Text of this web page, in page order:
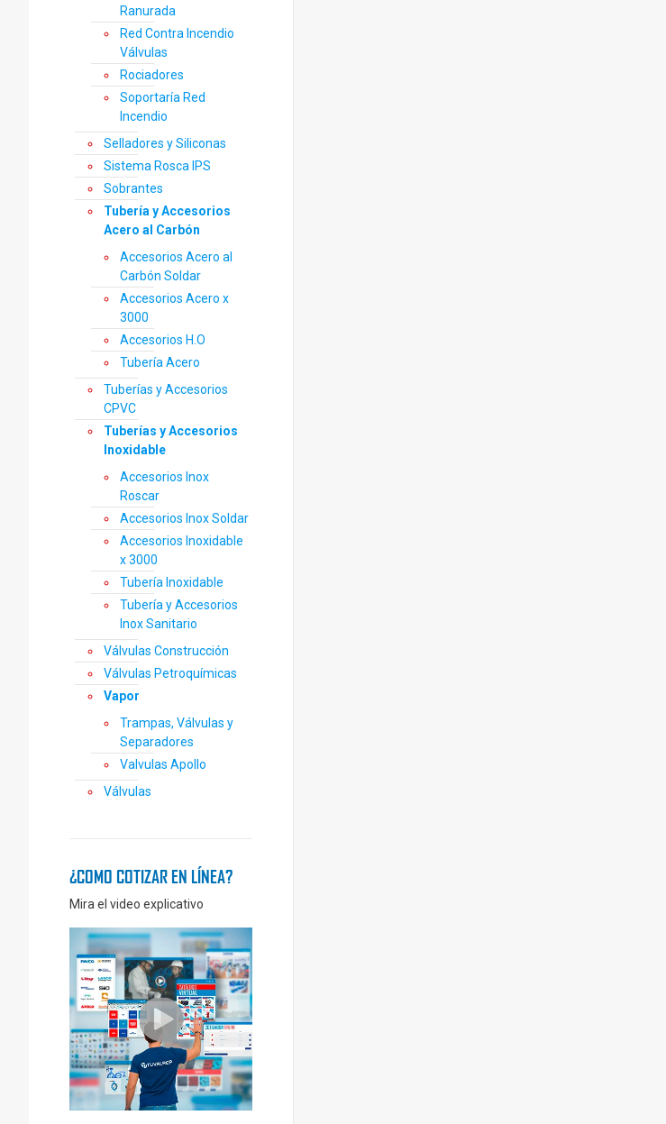
Ranurada
Red Contra Incendio
Válvulas
Rociadores
Soportaría Red
Incendio
Selladores y Siliconas
Sistema Rosca IPS
Sobrantes
Tubería y Accesorios
Acero al Carbón
Accesorios Acero al
Carbón Soldar
Accesorios Acero x
3000
Accesorios H.O
Tubería Acero
Tuberías y Accesorios
CPVC
Tuberías y Accesorios
Inoxidable
Accesorios Inox
Roscar
Accesorios Inox Soldar
Accesorios Inoxidable
x 3000
Tubería Inoxidable
Tubería y Accesorios
Inox Sanitario
Válvulas Construcción
Válvulas Petroquímicas
Vapor
Trampas, Válvulas y
Separadores
Valvulas Apollo
Válvulas
¿COMO COTIZAR EN LÍNEA?
Mira el video explicativo